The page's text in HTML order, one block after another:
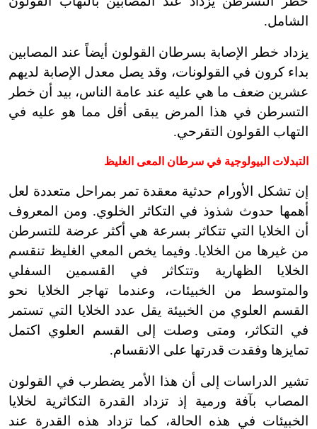
الشامل.
يزداد خطر الإصابة بسرطان القولون أيضاً عند المصابين
بداء كرون في القولونات، وقد يصل معدل الإصابة لديهم
عشرين ضعف ما هي عليه عند عامة الناس، بيد أن خطر
التسرطن في هذا المرض يبقى أقل مما هو عليه في
التهاب القولون التقرحي.
التبدلات البيولوجية في سرطان المعى الغليظ
إن تشكل الأورام حدثية معقدة تمر بمراحل متعددة لعل
أهمها حدوث شذوذ في التكاثر الخلوي. ومن المعروف
أن الخلايا التي تتكاثر بسرعة هي أكثر عرضة للتسرطن
من غيرها من الخلايا. وفيما يخص المعي الغليظ تنقسم
الخلايا الظهارية وتتكاثر في القسمين السفلي
والمتوسط من الخبيئات، وعندما تهاجر الخلايا نحو
القسم العلوي من الخبيئة يقل عدد الخلايا التي تستمر
في التكاثر، ومتى وصلت إلى القسم العلوي اكتمل
تمايزها وفقدت قدرتها على الانقسام.
تشير الدراسات إلى أن هذا الأمر يضطرب في القولون
المصاب بآفة ورمية إذ تزداد القدرة التكاثرية لخلايا
الخبيئات في هذه الحالة، كما تزداد هذه القدرة عند